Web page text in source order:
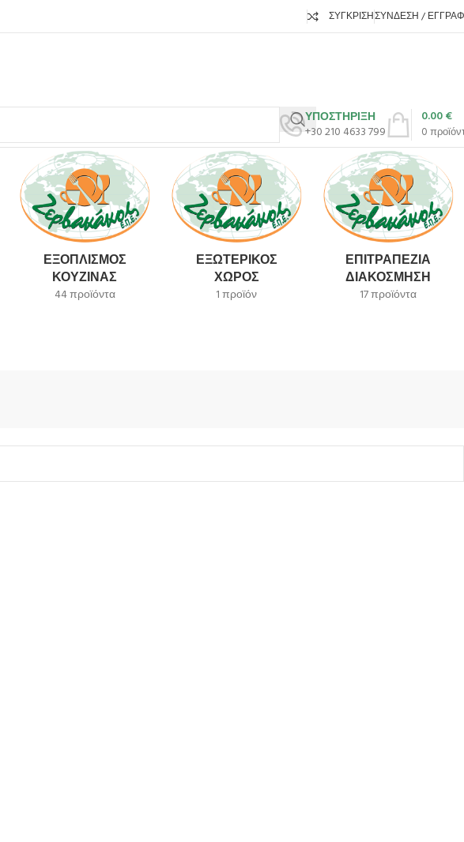
ΣΎΓΚΡΙΣΗΣΎΝΔΕΣΗ /
ΥΠΟΣΤΗΡΙΞΗ
+30 210 4633 799
0
0.00€
ΕΞΟΠΛΙΣΜΌΣ
ΚΟΥΖΊΝΑΣ
44 προϊόντα
ΕΞΩΤΕΡΙΚΌΣ
ΧΏΡΟΣ
1 προϊόν
ΕΠΙΤΡΑΠΈΖΙΑ
ΔΙΑΚΌΣΜΗΣΗ
17 προϊόντα